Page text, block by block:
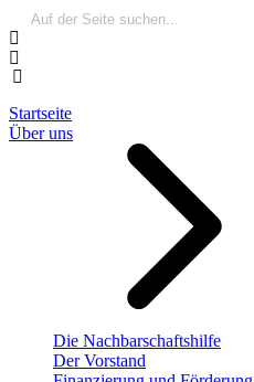
Startseite
Über uns
Die Nachbarschaftshilfe
Der Vorstand